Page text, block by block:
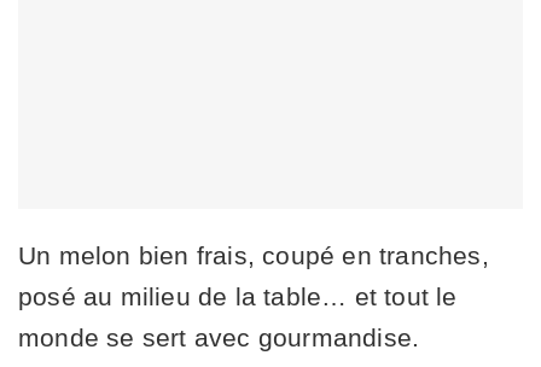
Un melon bien frais, coupé en tranches,
posé au milieu de la table… et tout le
monde se sert avec gourmandise.